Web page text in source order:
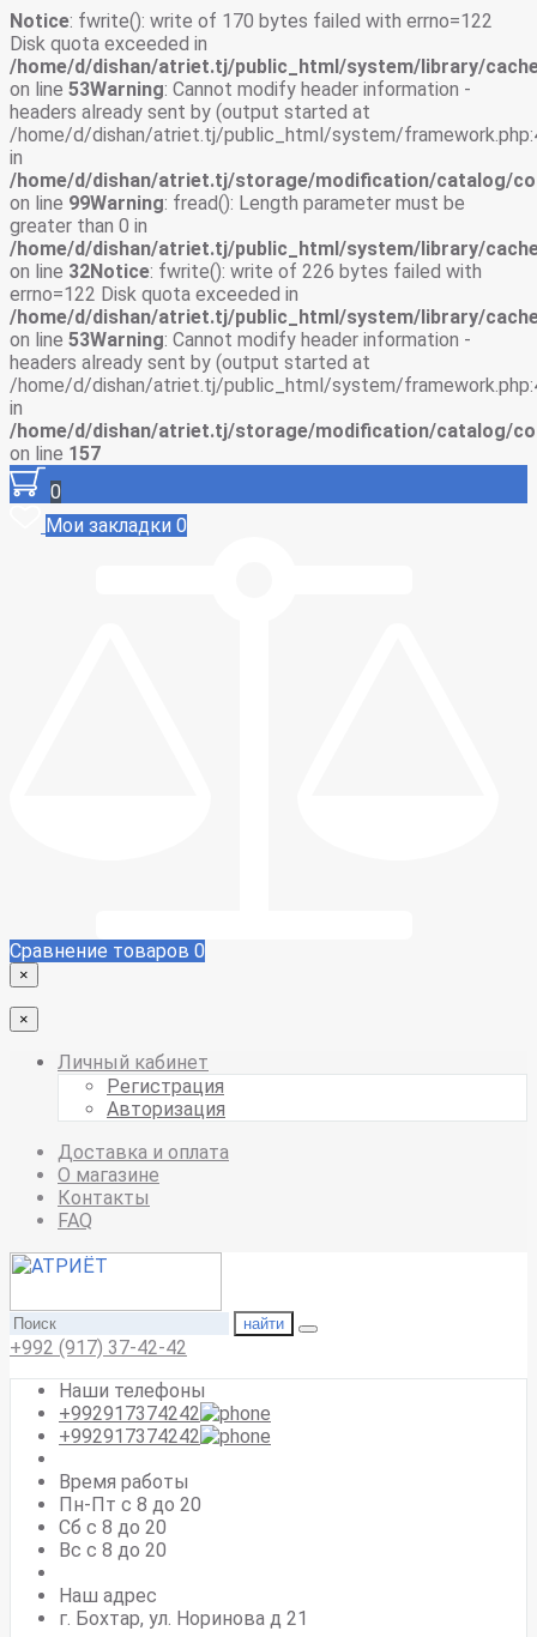
Notice: fwrite(): write of 170 bytes failed with errno=122
Disk quota exceeded in
/home/d/dishan/atriet.tj/public_html/system/library/
on line 53Warning: Cannot modify header information -
headers already sent by (output started at
/home/d/dishan/atriet.tj/public_html/system/
in
/home/d/dishan/atriet.tj/storage/modification/catalog/
on line 99Warning: fread(): Length parameter must be
greater than 0 in
/home/d/dishan/atriet.tj/public_html/system/library/
on line 32Notice: fwrite(): write of 226 bytes failed with
errno=122 Disk quota exceeded in
/home/d/dishan/atriet.tj/public_html/system/library/
on line 53Warning: Cannot modify header information -
headers already sent by (output started at
/home/d/dishan/atriet.tj/public_html/system/
in
/home/d/dishan/atriet.tj/storage/modification/catalog/
on line 157
0
Мои закладки 0
Сравнение товаров 0
×
×
Личный кабинет
Регистрация
Авторизация
Доставка и оплата
О магазине
Контакты
FAQ
найти
+992 (917) 37-42-42
Наши телефоны
+992917374242
+992917374242
Время работы
Пн-Пт с 8 до 20
Сб с 8 до 20
Вс c 8 до 20
Наш адрес
г. Бохтар, ул. Норинова д 21